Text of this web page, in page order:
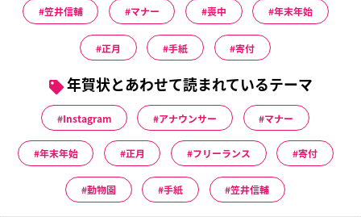
笠井信輔 マナー 喪中 年末年始
正月 手紙 寄付
年賀状とあわせて読まれているテーマ
Instagram アナウンサー マナー
年末年始 正月 フリーランス 寄付
動物園 手紙 笠井信輔